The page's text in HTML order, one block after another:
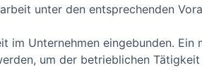
unter den entsprechenden
im Unternehmen eingebunden. Ein
um der betrieblichen